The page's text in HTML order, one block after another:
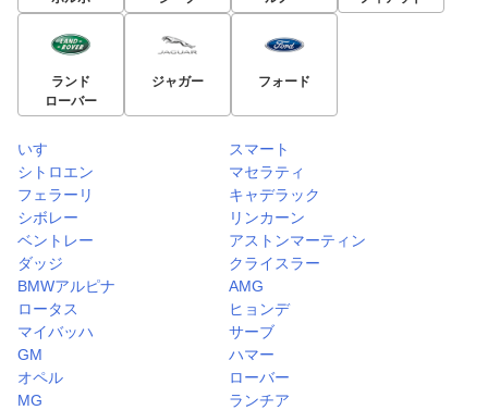
ランド
ローバー
ジャガー フォード
いすゞ
スマート
シトロエン
マセラティ
フェラーリ
キャデラック
シボレー
リンカーン
ベントレー
アストンマーティン
ダッジ
クライスラー
BMWアルピナ
AMG
ロータス
ヒョンデ
マイバッハ
サーブ
GM
ハマー
オペル
ローバー
MG
ランチア